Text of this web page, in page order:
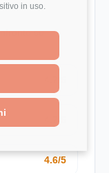
in uso.
su
4.6/5